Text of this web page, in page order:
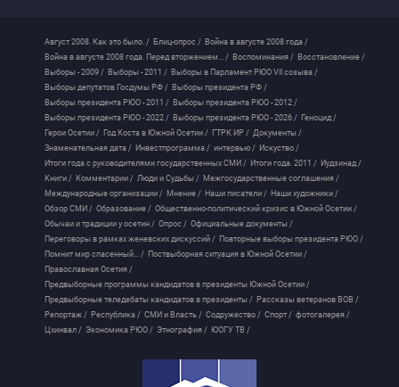
Август 2008. Как это было. / Блиц-опрос / Война в августе 2008 года /
Война в августе 2008 года. Перед вторжением... / Воспоминания / Восстановление /
Выборы - 2009 / Выборы - 2011 / Выборы в Парламент РЮО VII созыва /
Выборы депутатов Госдумы РФ / Выборы президента РФ /
Выборы президента РЮО - 2011 / Выборы президента РЮО - 2012 /
Выборы президента РЮО - 2022 / Выборы президента РЮО - 2026 / Геноцид /
Герои Осетии / Год Коста в Южной Осетии / ГТРК ИР / Документы /
Знаменательная дата / Инвестпрограмма / интервью / Искуство /
Итоги года с руководителями государственных СМИ / Итоги года. 2011 / Иудзинад /
Книги / Комментарии / Люди и Судьбы / Межгосударственные соглашения /
Международные организации / Мнение / Наши писатели / Наши художники /
Обзор СМИ / Образование / Общественно-политический кризис в Южной Осетии /
Обычаи и традиции у осетин / Опрос / Официальные документы /
Переговоры в рамках женевских дискуссий / Повторные выборы президента РЮО /
Помнит мир спасенный... / Поствыборная ситуация в Южной Осетии /
Православная Осетия /
Предвыборные программы кандидатов в президенты Южной Осетии /
Предвыборные теледебаты кандидатов в президенты / Рассказы ветеранов ВОВ /
Репортаж / Республика / СМИ и Власть / Содружество / Спорт / фотогалерея /
Цхинвал / Экономика РЮО / Этнография / ЮОГУ ТВ /